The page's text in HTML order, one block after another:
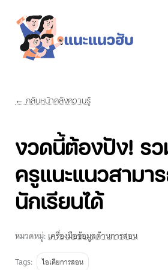
← กลับหน้าคลังความรู้
งวดนี้ต้องปัง! รว
ครูแนะแนวสามา
นักเรียนได้
หมวดหมู่:เครื่องมือข้อมูลด้านการสอน
Tags:
ไอเดียการสอน